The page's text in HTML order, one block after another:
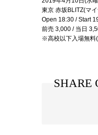
東京 赤坂BLITZ(マ
Open 18:30 / Start
前売 3,000 / 当日
※高校以下入場無料
SHARE